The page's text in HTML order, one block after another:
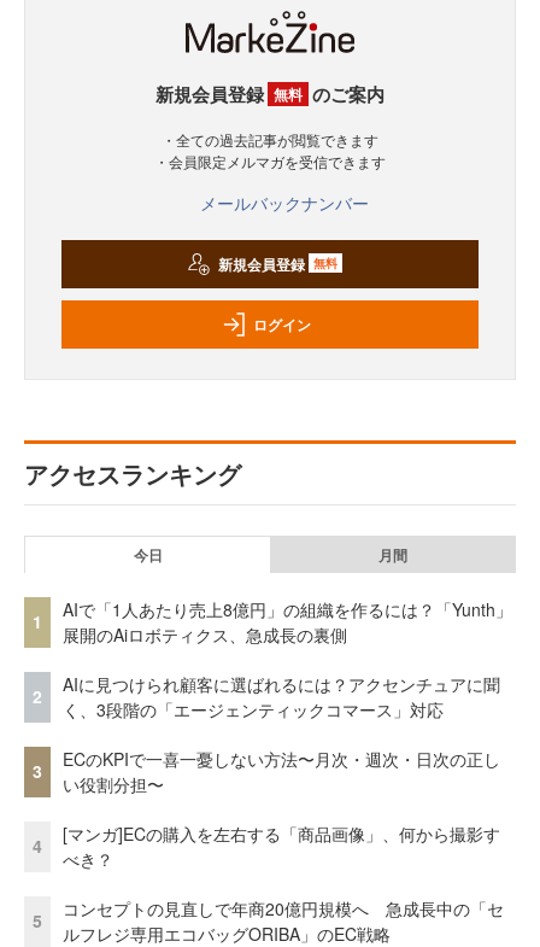
新規会員登録 無料 のご案内
・全ての過去記事が閲覧できます
・会員限定メルマガを受信できます
メールバックナンバー
新規会員登録 無料
ログイン
アクセスランキング
今日 月間
1
AIで「1人あたり売上8億円」の組織を作るには？「Yunth」
展開のAiロボティクス、急成長の裏側
2
AIに見つけられ顧客に選ばれるには？アクセンチュアに聞
く、3段階の「エージェンティックコマース」対応
3
ECのKPIで一喜一憂しない方法〜月次・週次・日次の正し
い役割分担〜
4
[マンガ]ECの購入を左右する「商品画像」、何から撮影す
べき？
5
コンセプトの見直しで年商20億円規模へ 急成長中の「セ
ルフレジ専用エコバッグORIBA」のEC戦略